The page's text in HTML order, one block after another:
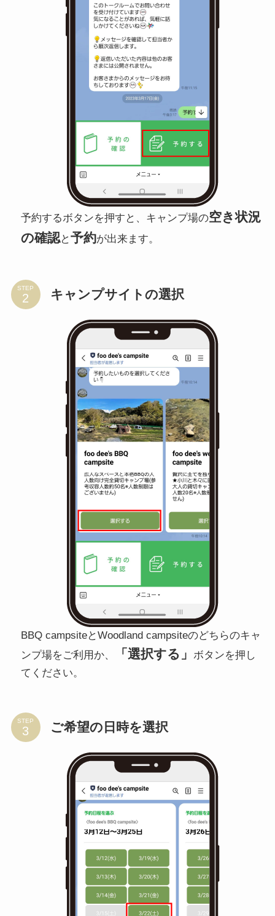
予約するボタンを押すと、キャンプ場の空き状況
の確認と予約が出来ます。
STEP キャンプサイトの選択
BBQ campsiteとWoodland campsiteのどちらのキャ
ンプ場をご利用か、
「選択する」 ボタンを押し
てください。
STEP ご希望の日時を選択